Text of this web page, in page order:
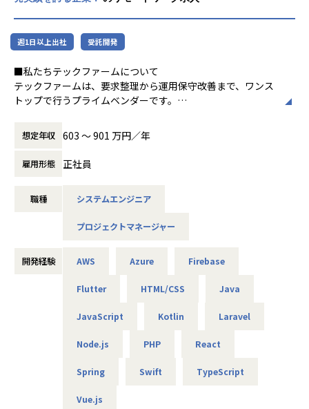
ywright等）
・PdM・デザイナーと連携したUI/UX仕様の検討・フィード
バック
・API設計やバックエンドの実装など、フロントエンドに閉
■ポジションの魅力
・ビジネスロジックが複雑なマッチングプロダクトの設計〜
・エンジニアが要件定義・仕様策定からBizサイドやPdMと
・設計方針のディスカッションや開発プロセスの改善を、チ
・軽貨物・一般貨物の両ドメインに関わるため、物流マッチ
ング全体の業務知識とシステム設計の引き出しが広がる
・フロントエンドに閉じず、API設計やバックエンドにも越
境できるため、技術的な守備範囲を広げながらリードできる
■キャリアパス
チャーが浸透し、
考え方がベースにあります。
ハコベルでは複数プロダクトを展開しており、プロダクトご
とに使用する言語が異なります。
ご希望やポジション状況によって、他言語のプロダクト開発
に領域を広げていくことも選択肢としてございます。
週1日以上出社 受託開発
■私たちテックファームについて
テックファームは、要求整理から運用保守改善まで、ワンス
トップで行うプライムベンダーです。
ービスを直接ヒアリング、提案、設計、開発を実施し、サー
ビスの保守運用、継続提案まで担います。
1998年当時、インターネットベンチャーの技術部門だったメ
す。
が法律の専門家としてプロの弁護士で構成されるように、
たい」という想いから付けられました。
システム開発を行う中で、私たちが直接会話をするのはお客
デザインシンキングの考え方を基に、お客様が何となくイメ
想定年収 603 〜 901 万円／年
雇用形態 正社員
職種 システムエンジニア
プロジェクトマネージャー
開発経験 AWS Azure Firebase
Flutter HTML/CSS Java
JavaScript Kotlin Laravel
Node.js PHP React
Spring Swift TypeScript
Vue.js